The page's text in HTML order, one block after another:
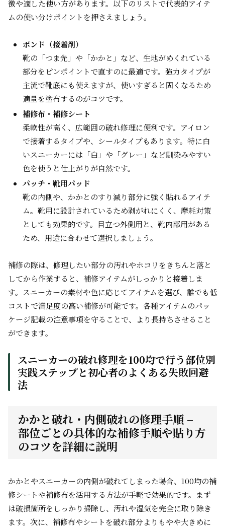
徴や適した使い方があります。以下のリストで代表的アイテ
ムの使い分けポイントを押さえましょう。
ボンド（接着剤）
靴の「つま先」や「かかと」など、生地がめくれている
部分をピンポイントで直すのに最適です。強力タイプが
主流で靴底にも使えますが、使いすぎると固くなるため
適量を塗布するのがコツです。
補修布・補修シート
柔軟性が高く、広範囲の破れ修理に便利です。アイロン
で接着するタイプや、シールタイプもあります。特に白
いスニーカーには「白」や「グレー」など馴染みやすい
色を使うと仕上がりが自然です。
パッチ・靴用パッド
靴の内側や、かかとのすり減り部分に強く貼れるアイテ
ム。靴用に設計されているため剥がれにくく、摩耗対策
としても効果的です。目立つ外側用と、靴内部用がある
ため、用途に合わせて選択しましょう。
補修の際は、修理したい部分の汚れやホコリをきちんと落と
してから作業すると、補修アイテムがしっかりと接着しま
す。スニーカーの素材や色に応じてアイテムを選び、誰でも低
コストで満足度の高い補修が可能です。各種アイテムのパッ
ケージ記載の注意事項を守ることで、より長持ちさせること
ができます。
スニーカーの破れ修理を100均で行う部位別
実践ステップと初心者のよくある失敗回避
法
かかと破れ・内側破れの修理手順 –
部位ごとの具体的な補修手順や貼り方
のコツを詳細に説明
かかとやスニーカーの内側が破れてしまった場合、100均の補
修シートや補修布を活用する方法が手軽で効果的です。まず
は破損箇所をしっかり掃除し、汚れや湿気を完全に取り除き
ます。次に、補修布やシートを破れ部分よりもやや大きめに